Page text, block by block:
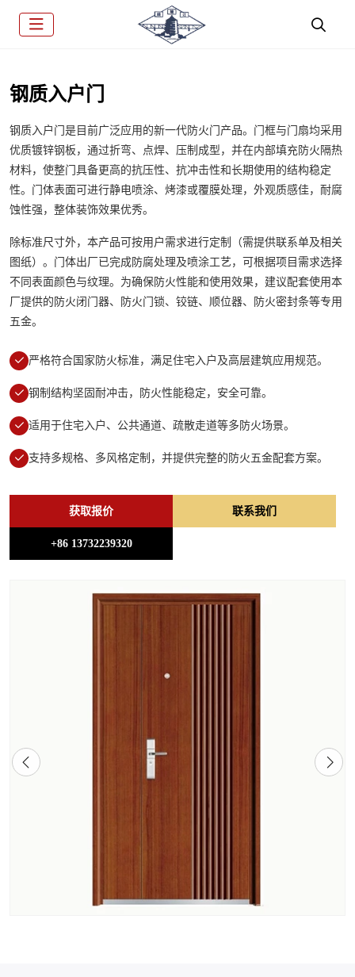
钢质入户门
钢质入户门是目前广泛应用的新一代防火门产品。门框与门扇均采用
优质镀锌钢板，通过折弯、点焊、压制成型，并在内部填充防火隔热
材料，使整门具备更高的抗压性、抗冲击性和长期使用的结构稳定
性。门体表面可进行静电喷涂、烤漆或覆膜处理，外观质感佳，耐腐
蚀性强，整体装饰效果优秀。
除标准尺寸外，本产品可按用户需求进行定制（需提供联系单及相关
图纸）。门体出厂已完成防腐处理及喷涂工艺，可根据项目需求选择
不同表面颜色与纹理。为确保防火性能和使用效果，建议配套使用本
厂提供的防火闭门器、防火门锁、铰链、顺位器、防火密封条等专用
五金。
严格符合国家防火标准，满足住宅入户及高层建筑应用规范。
钢制结构坚固耐冲击，防火性能稳定，安全可靠。
适用于住宅入户、公共通道、疏散走道等多防火场景。
支持多规格、多风格定制，并提供完整的防火五金配套方案。
获取报价 联系我们
+86 13732239320